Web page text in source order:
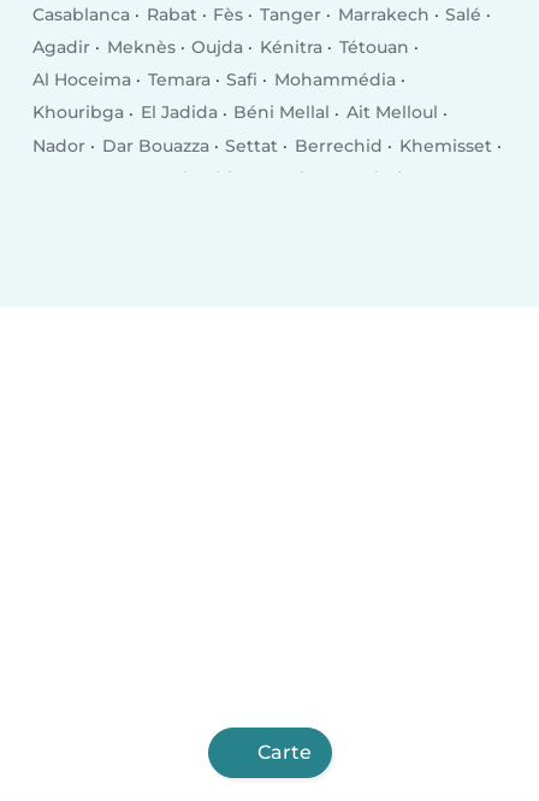
Casablanca Rabat Fès Tanger Marrakech
Salé
Agadir
Meknès Oujda Kénitra
Tétouan
Al Hoceima
Temara Safi
Mohammédia
Khouribga
El Jadida Béni Mellal
Ait Melloul
Nador
Dar Bouazza Settat Berrechid
Khemisset
Ksar El Kebir Larache
Guelmim
Carte